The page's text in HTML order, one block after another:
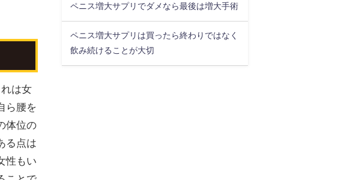
は女
ら腰を
体位の
る点は
性もい
ペニス増大サプリでダメなら最後は増大手術
ペニス増大サプリは買ったら終わりではなく
飲み続けることが大切